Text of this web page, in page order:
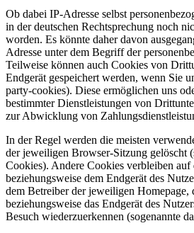
Ob dabei IP-Adresse selbst
in der deutschen Rechtsprechung noch
worden. Es könnte daher davon
Adresse unter dem Begriff der
Teilweise können auch Cookies von
Endgerät gespeichert werden, wenn Sie
party-cookies). Diese ermöglichen uns
bestimmter Dienstleistungen von
zur Abwicklung von
In der Regel werden die meisten
der jeweiligen Browser-Sitzung gelöscht
Cookies). Andere Cookies verbleiben auf
beziehungsweise dem Endgerät des
dem Betreiber der jeweiligen Homepage,
beziehungsweise das Endgerät des
Besuch wiederzuerkennen (sogenannte